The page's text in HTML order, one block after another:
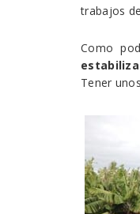
trabajos de
Como
Tener